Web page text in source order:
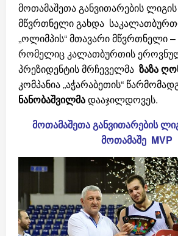
მოთამაშეთა განვითარების
მწვრთნელი გახდა
„ოლიმპის“ მთავარი მწვრთნელი –
რომელიც კალათბურთის
პრეზიდენტის მრჩეველმა ზაზა
კომპანია „აჭარაბეთის“
ნანობაშვილმადააჯილდოვეს.
მოთამაშეთაგანვითარების
მოთამაშე MVP